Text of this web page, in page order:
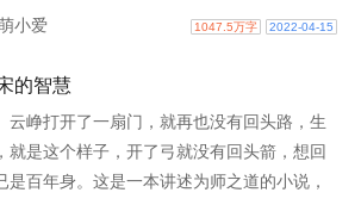
小爱 1047.5万字 2022-04-15
的智慧
云峥打开了一扇门，就再也没有回头路，生
就是这个样子，开了弓就没有回头箭，想回
是百年身。这是一本讲述为师之道的小说，